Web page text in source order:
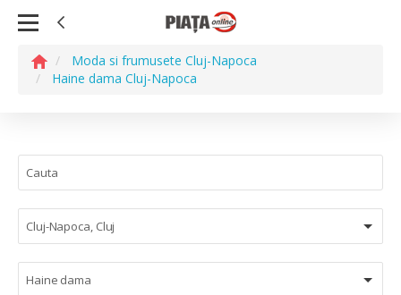
Moda si frumusete Cluj-Napoca
Haine dama Cluj-Napoca
Cluj-Napoca, Cluj
Haine dama